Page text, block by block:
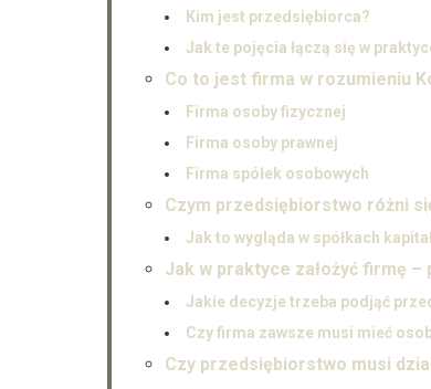
Kim jest przedsiębiorca?
Jak te pojęcia łączą się w
Co to jest firma w rozumieniu
Firma osoby fizycznej
Firma osoby prawnej
Firma spółek osobowych
Czym przedsiębiorstwo różni
Jak to wygląda w spółkach
Jak w praktyce założyć firmę
Jakie decyzje trzeba podjąć
Czy firma zawsze musi mieć
Czy przedsiębiorstwo musi